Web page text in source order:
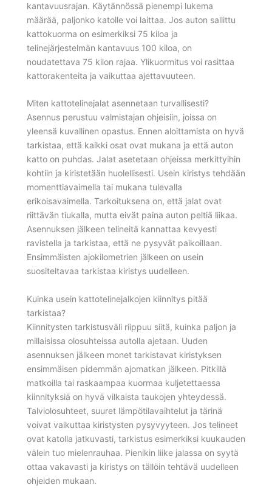
kantavuusrajan. Käytännössä pienempi lukema
määrää, paljonko katolle voi laittaa. Jos auton sallittu
kattokuorma on esimerkiksi 75 kiloa ja
telinejärjestelmän kantavuus 100 kiloa, on
noudatettava 75 kilon rajaa. Ylikuormitus voi rasittaa
kattorakenteita ja vaikuttaa ajettavuuteen.
Miten kattotelinejalat asennetaan turvallisesti?
Asennus perustuu valmistajan ohjeisiin, joissa on
yleensä kuvallinen opastus. Ennen aloittamista on hyvä
tarkistaa, että kaikki osat ovat mukana ja että auton
katto on puhdas. Jalat asetetaan ohjeissa merkittyihin
kohtiin ja kiristetään huolellisesti. Usein kiristys tehdään
momenttiavaimella tai mukana tulevalla
erikoisavaimella. Tarkoituksena on, että jalat ovat
riittävän tiukalla, mutta eivät paina auton peltiä liikaa.
Asennuksen jälkeen telineitä kannattaa kevyesti
ravistella ja tarkistaa, että ne pysyvät paikoillaan.
Ensimmäisten ajokilometrien jälkeen on usein
suositeltavaa tarkistaa kiristys uudelleen.
Kuinka usein kattotelinejalkojen kiinnitys pitää
tarkistaa?
Kiinnitysten tarkistusväli riippuu siitä, kuinka paljon ja
millaisissa olosuhteissa autolla ajetaan. Uuden
asennuksen jälkeen monet tarkistavat kiristyksen
ensimmäisen pidemmän ajomatkan jälkeen. Pitkillä
matkoilla tai raskaampaa kuormaa kuljetettaessa
kiinnityksiä on hyvä vilkaista taukojen yhteydessä.
Talviolosuhteet, suuret lämpötilavaihtelut ja tärinä
voivat vaikuttaa kiristysten pysyvyyteen. Jos telineet
ovat katolla jatkuvasti, tarkistus esimerkiksi kuukauden
välein tuo mielenrauhaa. Pienikin liike jalassa on syytä
ottaa vakavasti ja kiristys on tällöin tehtävä uudelleen
ohjeiden mukaan.